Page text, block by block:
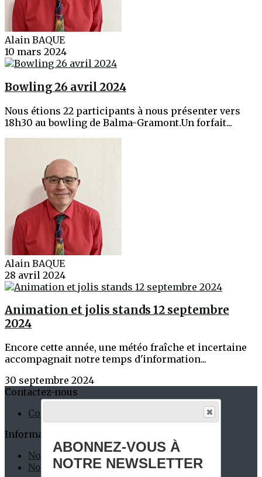
Alain BAQUE
10 mars 2024
Bowling 26 avril 2024
Nous étions 22 participants à nous présenter vers
18h30 au bowling de Balma-Gramont.Un forfait...
Alain BAQUE
28 avril 2024
Animation et jolis stands 12 septembre
2024
Encore cette année, une météo fraîche et incertaine
accompagnait notre temps d'information...
30 septembre 2024
Contactez-nous
Contact
Informations Pratiques
Nos Permanents
Nos Partenaires
ABONNEZ-VOUS À
NOTRE NEWSLETTER